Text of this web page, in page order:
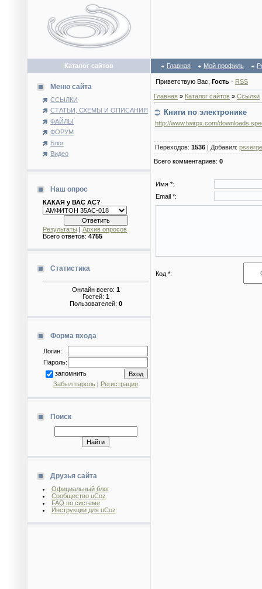
Каталог сайтов Главная Мой профиль
Меню сайта
ССЫЛКИ
СТАТЬИ, СХЕМЫ И ОПИСАНИЯ
ФАЙЛЫ
ФОРУМ
Блог
Видео
Наш опрос
КАКАЯ у ВАС АС?
Результаты | Архив опросов
Всего ответов: 4755
Статистика
Онлайн всего: 1
Гостей: 1
Пользователей: 0
Форма входа
Логин:
Пароль:
запомнить
Забыл пароль | Регистрация
Поиск
Друзья сайта
Официальный блог
Сообщество uCoz
FAQ по системе
Инструкции для uCoz
Приветствую Вас Гость · RSS
Главная » Каталог сайтов » Ссылки
Книги по электронике
http://www.twirpx.com/
Переходов: 1536 | Добавил:
Всего комментариев: 0
Имя *:
Email *:
Код *: